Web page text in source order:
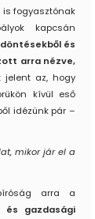
is fogyasztónak
kapcsán
és
arra nézve,
jelent az, hogy
kívül eső
idézünk pár –
mikor jár el a
arra a
és gazdasági